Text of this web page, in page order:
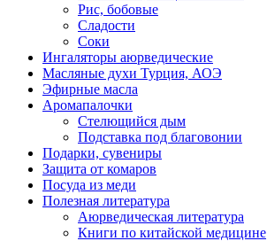
Рис, бобовые
Сладости
Соки
Ингаляторы аюрведические
Масляные духи Турция, АОЭ
Эфирные масла
Аромапалочки
Стелющийся дым
Подставка под благовонии
Подарки, сувениры
Защита от комаров
Посуда из меди
Полезная литература
Аюрведическая литература
Книги по китайской медицине